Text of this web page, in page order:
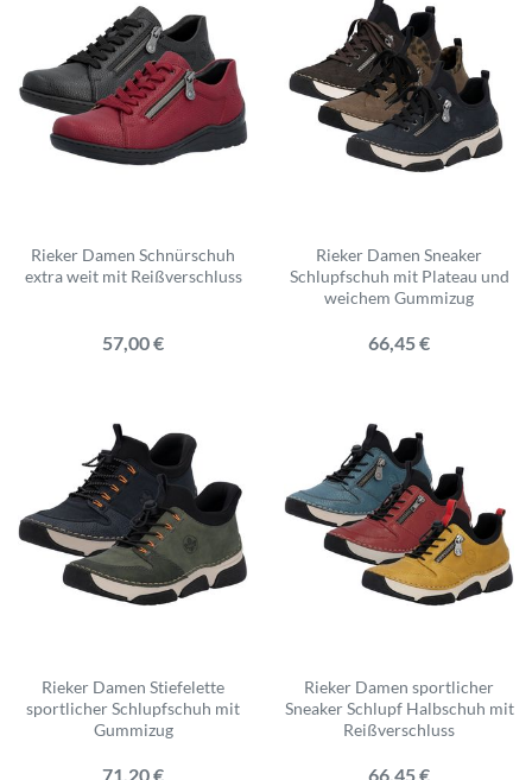
Rieker Damen Schnürschuh
extra weit mit Reißverschluss
57,00 €
Rieker Damen Sneaker
Schlupfschuh mit Plateau und
weichem Gummizug
66,45 €
Rieker Damen Stiefelette
sportlicher Schlupfschuh mit
Gummizug
71,20 €
Rieker Damen sportlicher
Sneaker Schlupf Halbschuh mit
Reißverschluss
66,45 €